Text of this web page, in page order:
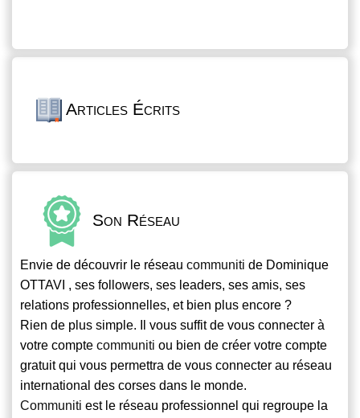
Articles Écrits
Son Réseau
Envie de découvrir le réseau communiti de Dominique
OTTAVI , ses followers, ses leaders, ses amis, ses
relations professionnelles, et bien plus encore ?
Rien de plus simple. Il vous suffit de vous connecter à
votre compte communiti ou bien de créer votre compte
gratuit qui vous permettra de vous connecter au réseau
international des corses dans le monde.
Communiti est le réseau professionnel qui regroupe la